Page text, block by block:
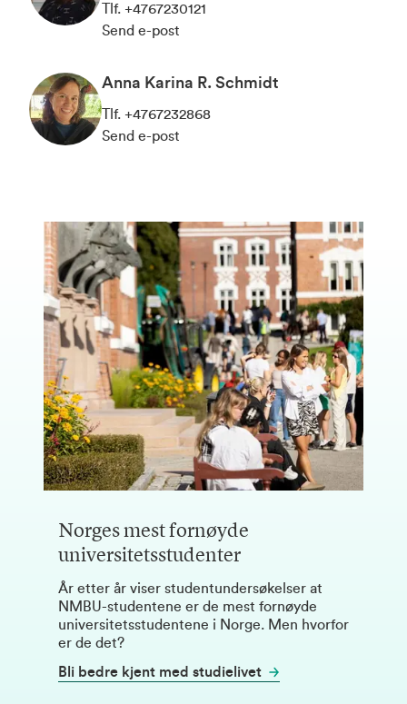
Tlf. +4767230121
Send e-post
Anna Karina R. Schmidt
Tlf. +4767232868
Send e-post
Norges mest fornøyde
universitetsstudenter
År etter år viser studentundersøkelser at
NMBU-studentene er de mest fornøyde
universitetsstudentene i Norge. Men hvorfor
er de det?
Bli bedre kjent med studielivet